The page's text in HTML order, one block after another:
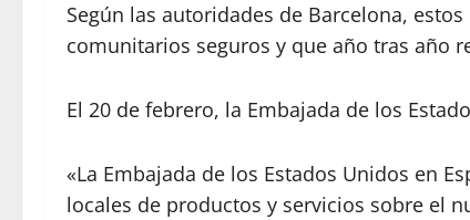
Según las autoridades de Barcelona,
comunitarios seguros y que año tras año
El 20 de febrero, la Embajada de los
«La Embajada de los Estados Unidos en
locales de productos y servicios sobre el